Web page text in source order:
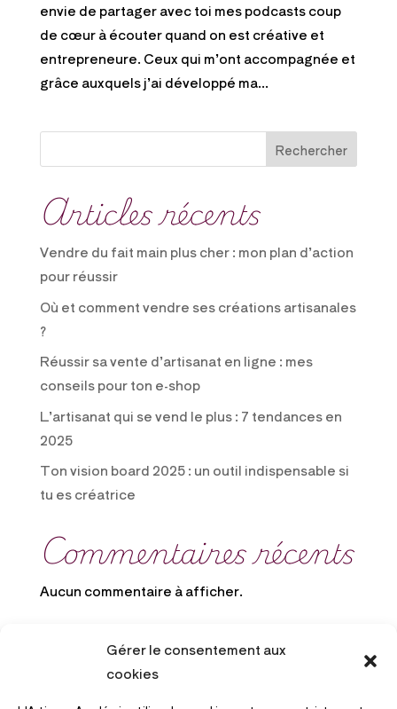
Gérer le consentement aux
cookies
envie de partager avec toi mes podcasts coup
de cœur à écouter quand on est créative et
entrepreneure. Ceux qui m’ont accompagnée et
grâce auxquels j’ai développé ma...
Rechercher
Articles récents
Vendre du fait main plus cher : mon plan d’action
pour réussir
Où et comment vendre ses créations artisanales
?
Réussir sa vente d’artisanat en ligne : mes
conseils pour ton e-shop
L’artisanat qui se vend le plus : 7 tendances en
2025
Ton vision board 2025 : un outil indispensable si
tu es créatrice
Commentaires récents
Aucun commentaire à afficher.